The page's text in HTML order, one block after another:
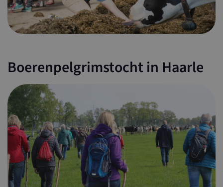
Boerenpelgrimstocht in Haarle